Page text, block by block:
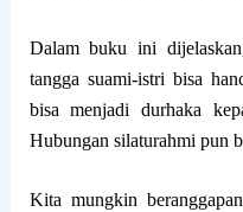
Dalam buku ini
tangga suami-istri bisa
bisa menjadi durhaka
Hubungan silaturahmi pun
Kita mungkin